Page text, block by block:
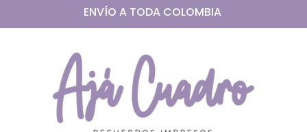
ENVÍO A TODA COLOMBIA